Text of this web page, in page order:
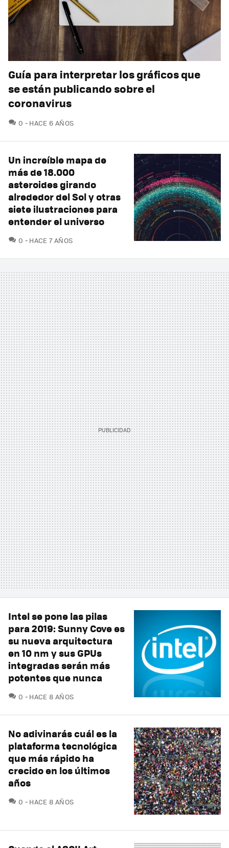
Guía para interpretar los gráficos que
se están publicando sobre el
coronavirus
0 COMENTARIOS
HACE 6 AÑOS
Un increíble mapa de
más de 18.000
asteroides girando
alrededor del Sol y otras
siete ilustraciones para
entender el universo
0 COMENTARIOS
HACE 7 AÑOS
Intel se pone las pilas
para 2019: Sunny Cove es
su nueva arquitectura
en 10 nm y sus GPUs
integradas serán más
potentes que nunca
0 COMENTARIOS
HACE 8 AÑOS
No adivinarás cuál es la
plataforma tecnológica
que más rápido ha
crecido en los últimos
años
0 COMENTARIOS
HACE 8 AÑOS